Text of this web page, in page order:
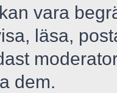
vara
läsa,
dem.